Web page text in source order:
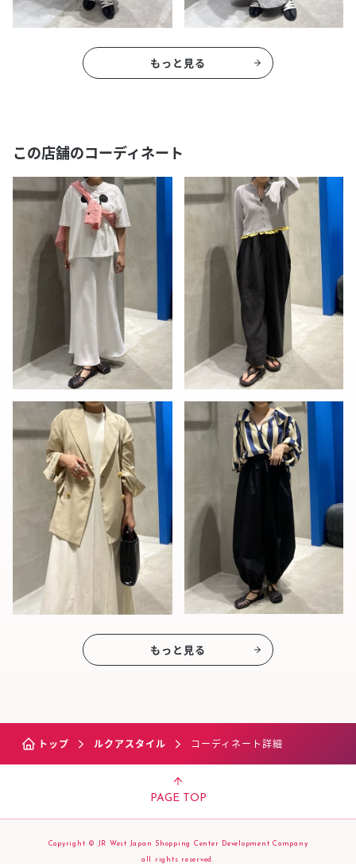
もっと見る
この店舗のコーディネート
もっと見る
トップ ルクアスタイル コーディネート詳細
PAGE TOP
Copyright © JR West Japan Shopping Center Development Company
all rights reserved.